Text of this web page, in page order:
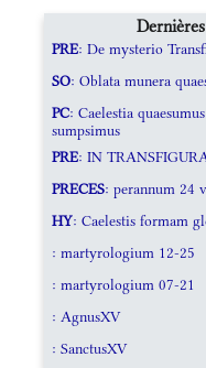
PRE: De mysterio
SO: Oblata munera
PC: Caelestia
sumpsimus
PRE: IN
PRECES: perannum 24
HY: Caelestis formam
: martyrologium 12-25
: martyrologium 07-21
: AgnusXV
: SanctusXV